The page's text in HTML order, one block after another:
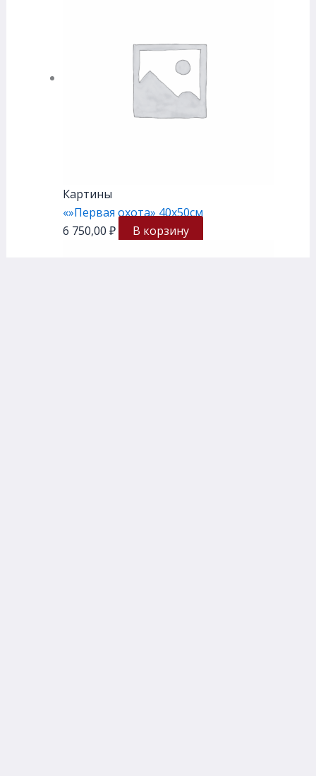
Картины
«»Первая охота» 40х50см
6 750,00 ₽ В корзину